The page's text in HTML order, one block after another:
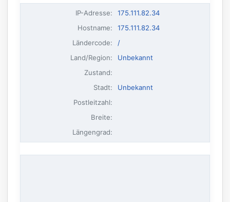
IP-Adresse:
175.111.82.34
Hostname:
175.111.82.34
Ländercode:
/
Land/Region:
Unbekannt
Zustand:
Stadt:
Unbekannt
Postleitzahl:
Breite:
Längengrad: